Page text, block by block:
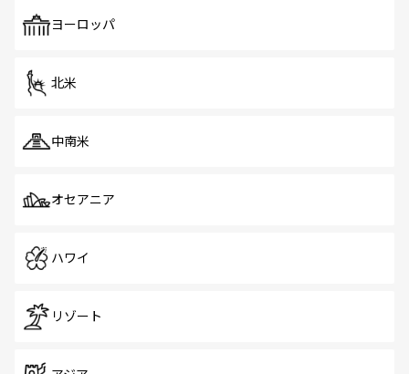
で、ホーカーズは地元の風情を楽しめる外せないスポット
ヨーロッパ
北米
中南米
オセアニア
ハワイ
リゾート